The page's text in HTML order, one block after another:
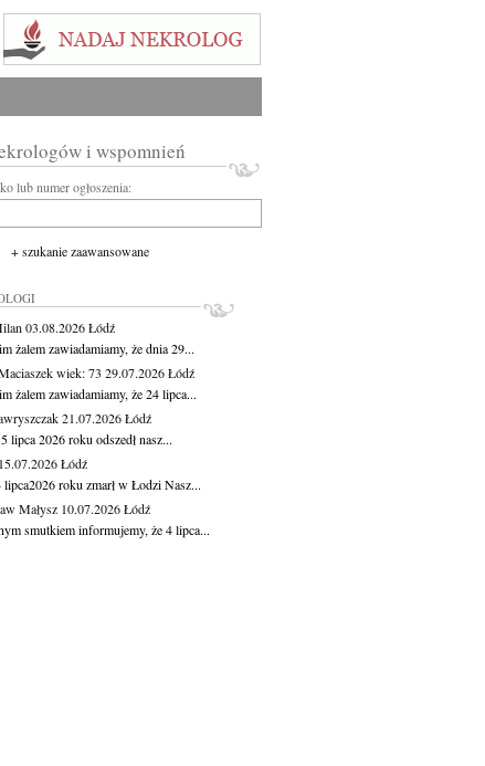
i wspomnień
lub numer ogłoszenia:
+ szukanie zaawansowane
03.08.2026Łódź
żalem zawiadamiamy, że dnia 29...
wiek: 73 29.07.2026Łódź
żalem zawiadamiamy, że 24 lipca...
21.07.2026Łódź
lipca 2026 roku odszedł nasz...
15.07.2026Łódź
roku zmarł w Łodzi Nasz...
Małysz 10.07.2026Łódź
smutkiem informujemy, że 4 lipca...